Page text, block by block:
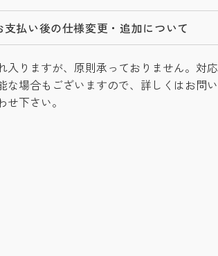
支払い後の仕様変更・追加について
入りますが、原則承っておりません。対応
な場合もございますので、詳しくはお問い
せ下さい。